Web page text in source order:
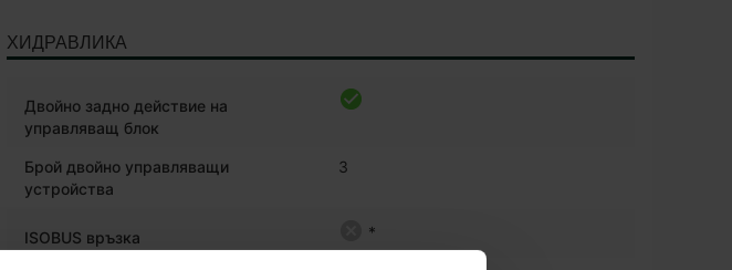
ХИДРАВЛИКА
Двойно задно действие на
управляващ блок
Брой двойно управляващи
устройства
3
ISOBUS връзка *